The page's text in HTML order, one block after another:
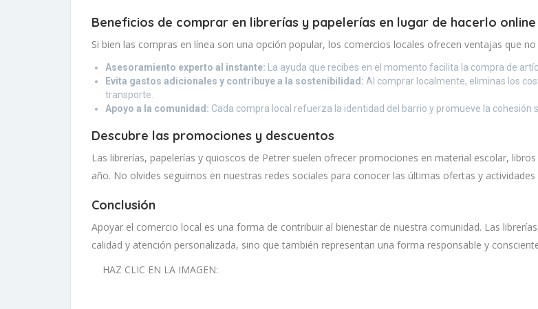
Beneficios de comprar en librerías y papelerías en lugar de hacerlo online
Si bien las compras en línea son una opción popular, los comercios locales ofrecen ventajas que
Asesoramiento experto al instante: La ayuda que recibes en el momento facilita la compra de
Evita gastos adicionales y contribuye a la sostenibilidad: Al comprar localmente, eliminas los
transporte.
Apoyo a la comunidad: Cada compra local refuerza la identidad del barrio y promueve la cohesión
Descubre las promociones y descuentos
Las librerías, papelerías y quioscos de Petrer suelen ofrecer promociones en material escolar,
año. No olvides seguirnos en nuestras redes sociales para conocer las últimas ofertas y
Conclusión
Apoyar el comercio local es una forma de contribuir al bienestar de nuestra comunidad. Las
calidad y atención personalizada, sino que también representan una forma responsable y
HAZ CLIC EN LA IMAGEN: